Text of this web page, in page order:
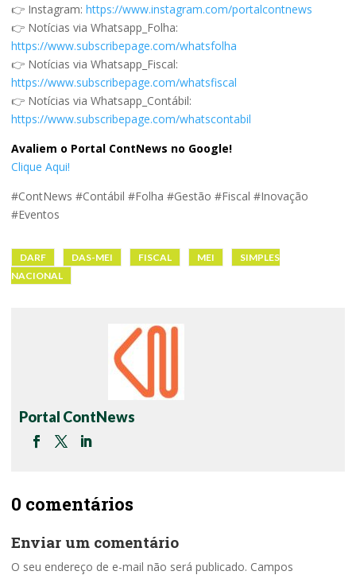
👉 Instagram: https://www.instagram.com/portalcontnews
👉 Notícias via Whatsapp_Folha:
https://www.subscribepage.com/whatsfolha
👉 Notícias via Whatsapp_Fiscal:
https://www.subscribepage.com/whatsfiscal
👉 Notícias via Whatsapp_Contábil:
https://www.subscribepage.com/whatscontabil
Avaliem o Portal ContNews no Google!
Clique Aqui!
#ContNews #Contábil #Folha #Gestão #Fiscal #Inovação
#Eventos
DARF DAS-MEI FISCAL MEI
SIMPLES
NACIONAL
Portal ContNews
0 comentários
Enviar um comentário
O seu endereço de e-mail não será publicado. Campos